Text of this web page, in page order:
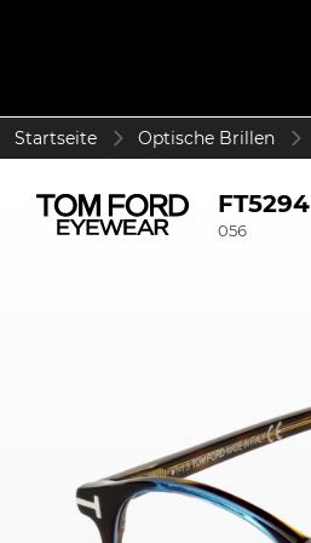
Startseite Optische Brillen
FT5294
056